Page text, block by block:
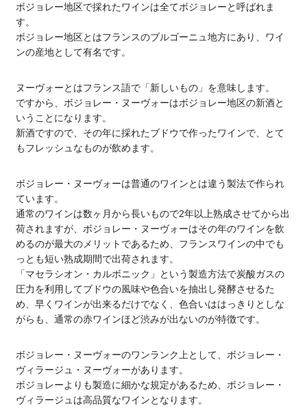
ボジョレー地区で採れたワインは全てボジョレーと呼ばれま
す。
ボジョレー地区とはフランスのブルゴーニュ地方にあり、ワイ
ンの産地として有名です。
ヌーヴォーとはフランス語で「新しいもの」を意味します。
ですから、ボジョレー・ヌーヴォーはボジョレー地区の新酒と
いうことになります。
新酒ですので、その年に採れたブドウで作ったワインで、とて
もフレッシュなものが飲めます。
ボジョレー・ヌーヴォーは普通のワインとは違う製法で作られ
ています。
通常のワインは数ヶ月から長いもので2年以上熟成させてから出
荷されますが、ボジョレー・ヌーヴォーはその年のワインを飲
めるのが最大のメリットであるため、フランスワインの中でも
っとも短い熟成期間で出荷されます。
「マセラシオン・カルボニック」という製造方法で炭酸ガスの
圧力を利用してブドウの風味や色合いを抽出し発酵させるた
め、早くワインが出来るだけでなく、色合いははっきりとしな
がらも、通常の赤ワインほど渋みが出ないのが特徴です。
ボジョレー・ヌーヴォーのワンランク上として、ボジョレー・
ヴィラージュ・ヌーヴォーがあります。
ボジョレーよりも製造に細かな規定があるため、ボジョレー・
ヴィラージュは高品質なワインとなります。